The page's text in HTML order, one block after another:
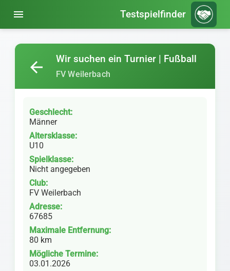
menu Testspielfinder
Wir suchen ein Turnier | Fußball
FV Weilerbach
arrow_back
Geschlecht:
Männer
Altersklasse:
U10
Spielklasse:
Nicht angegeben
Club:
FV Weilerbach
Adresse:
67685
Maximale Entfernung:
80 km
Mögliche Termine:
03.01.2026